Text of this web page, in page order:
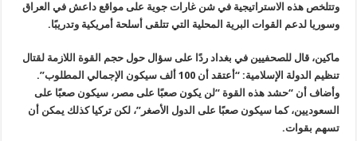
وتتلخص هذه الاستراتيجية في شن غارات جوية على مواقع داعش في العراق
وسوريا لدعم القوات البرية المحلية التي تتلقى أسلحة أمريكية وتدريبًا.
ماكين، قال للصحفيين في بغداد ردًا على سؤال حول حجم القوة اللازمة لقتال
تنظيم الدولة الإسلامية: “أعتقد أن 100 ألف سيكون الإجمالي المطلوب”.
وأضاف أن“حشد هذه القوة “لن يكون صعبًا على مصر، سيكون صعبًا على
السعوديين، كما سيكون صعبًا على الدول الأصغر”، لكن تركيا كذلك يمكن أن
تسهم بقوات.